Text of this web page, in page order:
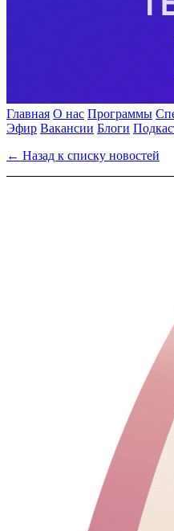
Главная О нас Программы
Эфир Вакансии Блоги
← Назад к списку новостей